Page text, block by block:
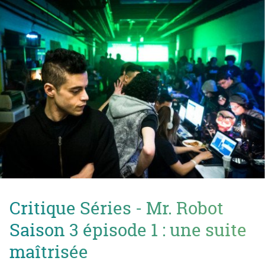
Critique Séries - Mr. Robot
Saison 3 épisode 1 : une suite
maîtrisée